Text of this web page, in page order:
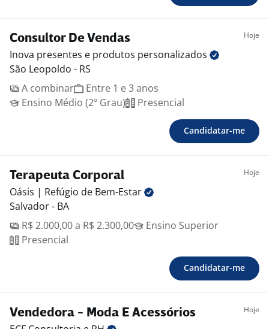
Consultor De Vendas Hoje
Inova presentes e produtos personalizados
São Leopoldo - RS
A combinar
Entre 1 e 3 anos
Ensino Médio (2º Grau)
Presencial
Candidatar-me
Terapeuta Corporal Hoje
Oásis | Refúgio de Bem-Estar
Salvador - BA
R$ 2.000,00 a R$ 2.300,00
Ensino Superior
Presencial
Candidatar-me
Vendedora - Moda E Acessórios Hoje